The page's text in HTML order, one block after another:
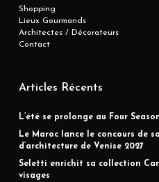
Shopping
Lieux Gourmands
Architectes / Décorateurs
Contact
Articles Récents
L’été se prolonge au Four
Le Maroc lance le concours de
d’architecture de Venise 2027
Seletti enrichit sa collection
visages